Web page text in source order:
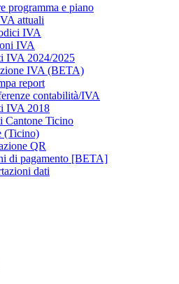
programma e piano
attuali
IVA
IVA
IVA 2024/2025
IVA (BETA)
report
contabilità/IVA
IVA 2018
Cantone Ticino
(Ticino)
QR
di pagamento [BETA]
dati